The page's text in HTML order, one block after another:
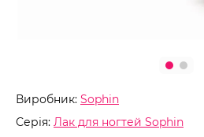
Виробник: Sophin
Серія: Лак для ногтей Sophin